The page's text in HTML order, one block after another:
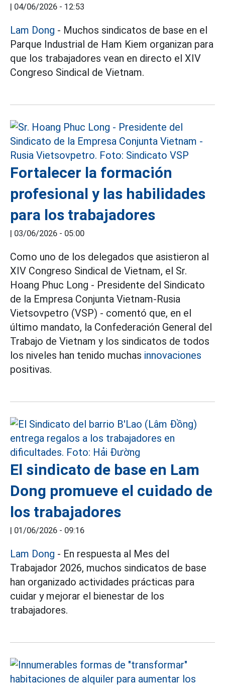
| 04/06/2026 - 12:53
Lam Dong - Muchos sindicatos de base en el
Parque Industrial de Ham Kiem organizan para
que los trabajadores vean en directo el XIV
Congreso Sindical de Vietnam.
Fortalecer la formación
profesional y las habilidades
para los trabajadores
| 03/06/2026 - 05:00
Como uno de los delegados que asistieron al
XIV Congreso Sindical de Vietnam, el Sr.
Hoang Phuc Long - Presidente del Sindicato
de la Empresa Conjunta Vietnam-Rusia
Vietsovpetro (VSP) - comentó que, en el
último mandato, la Confederación General del
Trabajo de Vietnam y los sindicatos de todos
los niveles han tenido muchas innovaciones
positivas.
El sindicato de base en Lam
Dong promueve el cuidado de
los trabajadores
| 01/06/2026 - 09:16
Lam Dong - En respuesta al Mes del
Trabajador 2026, muchos sindicatos de base
han organizado actividades prácticas para
cuidar y mejorar el bienestar de los
trabajadores.